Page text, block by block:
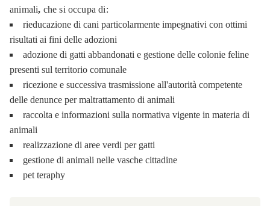
animali, che si occupa di:
rieducazione di cani particolarmente impegnativi con ottimi
risultati ai fini delle adozioni
adozione di gatti abbandonati e gestione delle colonie feline
presenti sul territorio comunale
ricezione e successiva trasmissione all'autorità competente
delle denunce per maltrattamento di animali
raccolta e informazioni sulla normativa vigente in materia di
animali
realizzazione di aree verdi per gatti
gestione di animali nelle vasche cittadine
pet teraphy